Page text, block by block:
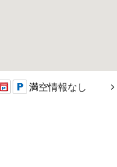
満空情報なし